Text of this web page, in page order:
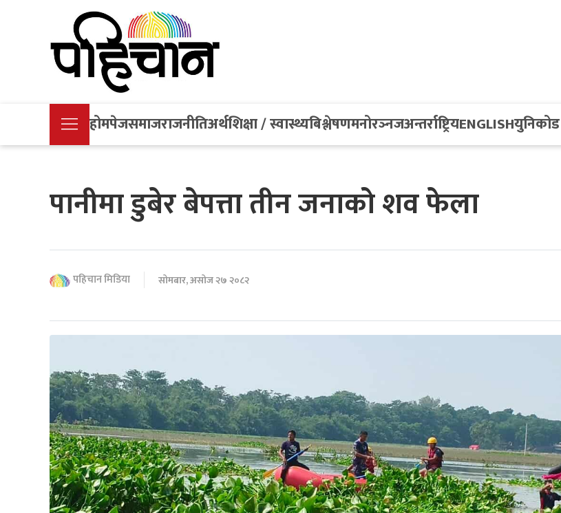
होमपेजसमाजराजनीतिअर्थशिक्षा / स्वास्थ्यबिश्लेषणमनोरञ्नजअन्तर्राष्ट्रियENGLISHयुनिकोड
पानीमा डुबेर बेपत्ता तीन जनाको शव फेला
पहिचान मिडिया सोमबार, असोज २७ २०८२